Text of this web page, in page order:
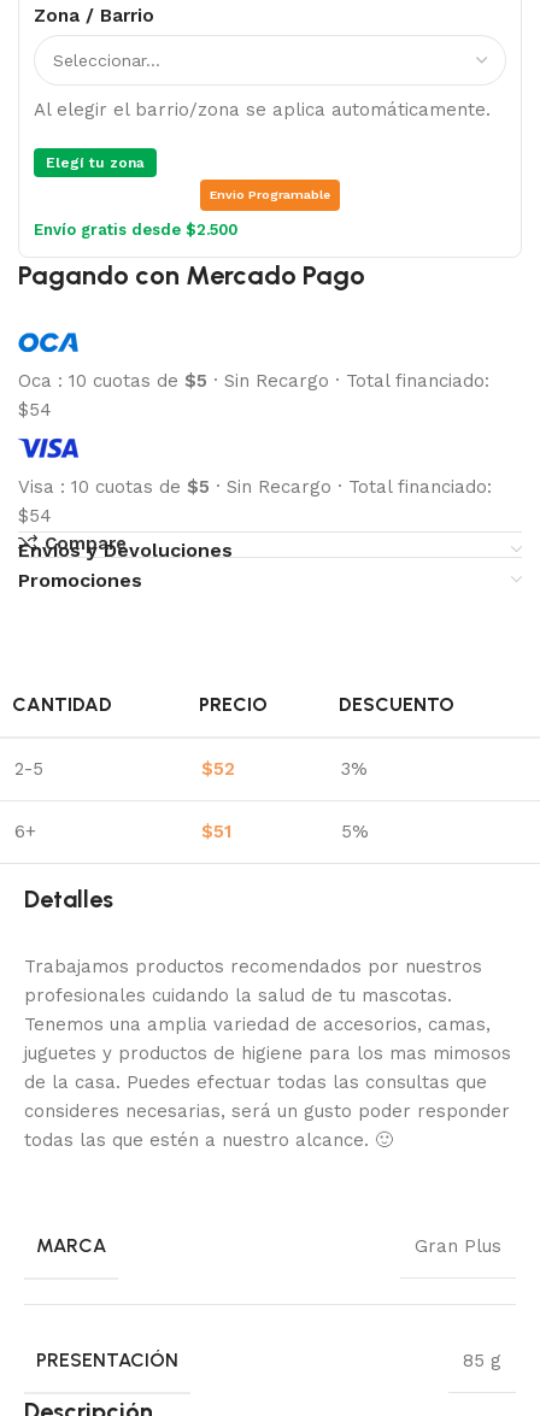
Zona / Barrio
Al elegir el barrio/zona se aplica automáticamente.
Elegí tu zona
Envio Programable
Envío gratis desde $2.500
Pagando con Mercado Pago
Oca : 10 cuotas de $5 · Sin Recargo · Total financiado:
$54
Visa : 10 cuotas de $5 · Sin Recargo · Total financiado:
$54
Compare
Envíos y Devoluciones
Promociones
CANTIDAD PRECIO DESCUENTO
2-5 $52 3%
6+ $51 5%
Detalles
Trabajamos productos recomendados por nuestros
profesionales cuidando la salud de tu mascotas.
Tenemos una amplia variedad de accesorios, camas,
juguetes y productos de higiene para los mas mimosos
de la casa. Puedes efectuar todas las consultas que
consideres necesarias, será un gusto poder responder
todas las que estén a nuestro alcance. 🙂
MARCA Gran Plus
PRESENTACIÓN 85 g